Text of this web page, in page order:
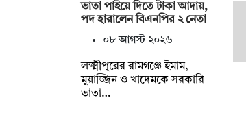
ভাতা পাইয়ে দিতে টাকা আদায়,
পদ হারালেন বিএনপির ২ নেতা
০৮ আগস্ট ২০২৬
লক্ষ্মীপুরের রামগঞ্জে ইমাম,
মুয়াজ্জিন ও খাদেমকে সরকারি
ভাতা…